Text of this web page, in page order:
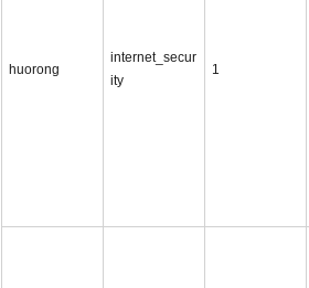
huorong
internet_secur
ity
1